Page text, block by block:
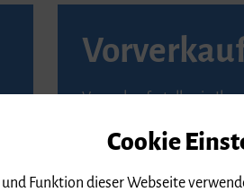
Vorverkaufsstellen in
BZ-Kartenservice
Cookie
Funktion dieser Webseite